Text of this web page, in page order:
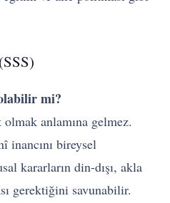
mi?
anlamına gelmez.
inancını bireysel
kararların din-dışı, akla
gerektiğini savunabilir.